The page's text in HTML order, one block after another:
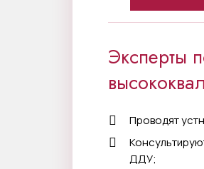
Эксперты
Проводят
ДДУ;